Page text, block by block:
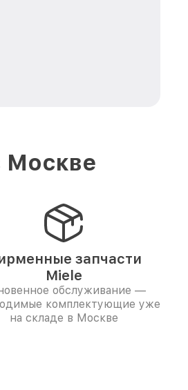
Москве
запчасти
Miele
обслуживание —
комплектующие уже
на складе в Москве